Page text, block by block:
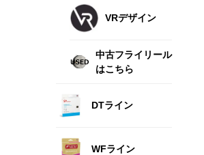
VRデザイン
中古フライリール
はこちら
DTライン
WFライン